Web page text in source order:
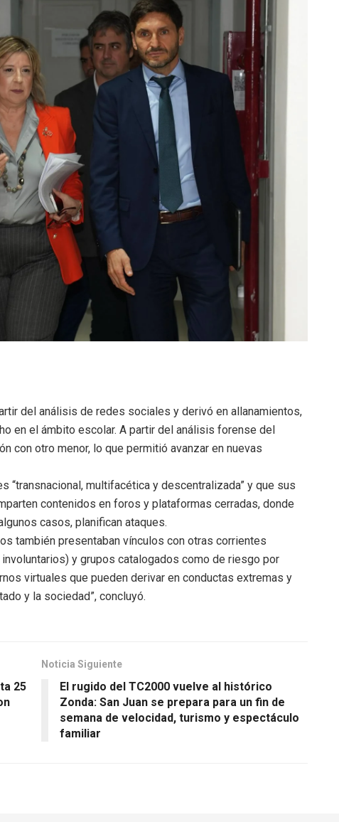
del análisis de redes sociales y derivó en allanamientos,
en el ámbito escolar. A partir del análisis forense del
con otro menor, lo que permitió avanzar en nuevas
“transnacional, multifacética y descentralizada” y que sus
contenidos en foros y plataformas cerradas, donde
casos, planifican ataques.
también presentaban vínculos con otras corrientes
y grupos catalogados como de riesgo por
virtuales que pueden derivar en conductas extremas y
y la sociedad”, concluyó.
25
Noticia Siguiente
El rugido del TC2000 vuelve al histórico
Zonda: San Juan se prepara para un fin de
semana de velocidad, turismo y espectáculo
familiar